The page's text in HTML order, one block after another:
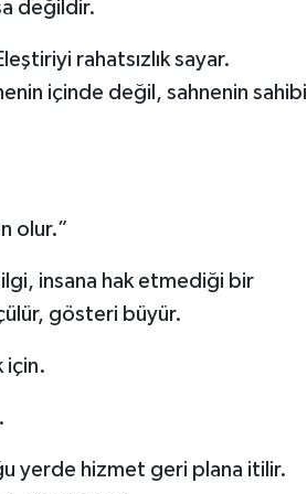
değildir.
rahatsızlık sayar.
içinde değil, sahnenin sahibi
olur.”
insana hak etmediği bir
gösteri büyür.
için.
yerde hizmet geri plana itilir.